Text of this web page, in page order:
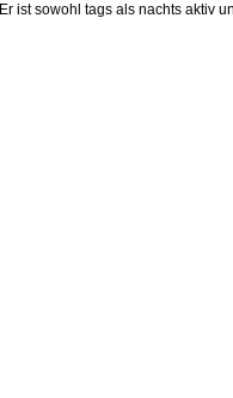
Er ist sowohl tags als nachts aktiv